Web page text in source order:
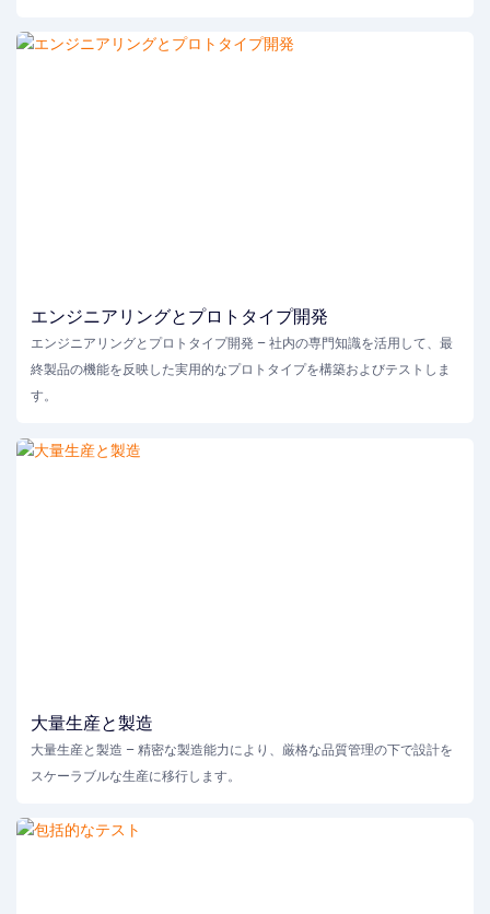
エンジニアリングとプロトタイプ開発
エンジニアリングとプロトタイプ開発 – 社内の専門知識を活用して、最
終製品の機能を反映した実用的なプロトタイプを構築およびテストしま
す。
大量生産と製造
大量生産と製造 – 精密な製造能力により、厳格な品質管理の下で設計を
スケーラブルな生産に移行します。